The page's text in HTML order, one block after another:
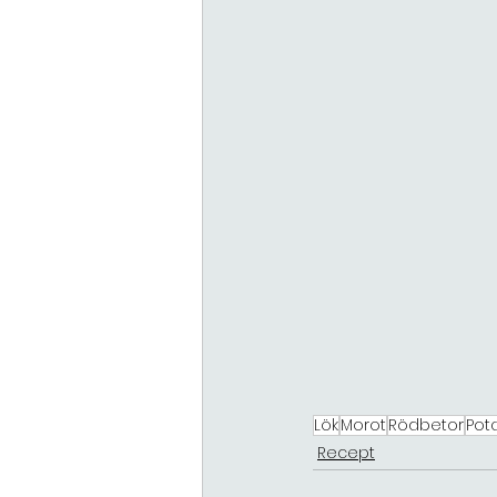
LökMorot Rödbetor
Recept